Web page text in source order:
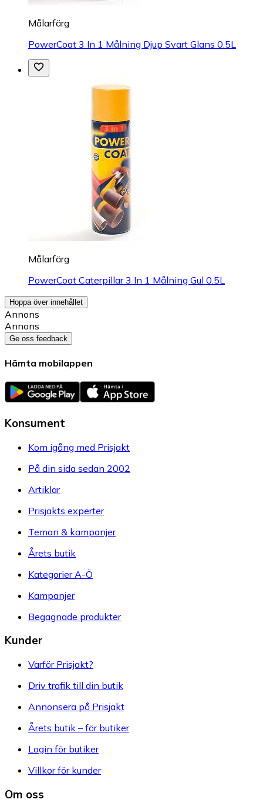
Målarfärg
PowerCoat 3 In 1 Målning Djup Svart Glans 0.5L
Målarfärg
PowerCoat Caterpillar 3 In 1 Målning Gul 0.5L
Hoppa över innehållet
Annons
Annons
Ge oss feedback
Hämta mobilappen
Konsument
Kom igång med Prisjakt
På din sida sedan 2002
Artiklar
Prisjakts experter
Teman & kampanjer
Årets butik
Kategorier A-Ö
Kampanjer
Begagnade produkter
Kunder
Varför Prisjakt?
Driv trafik till din butik
Annonsera på Prisjakt
Årets butik – för butiker
Login för butiker
Villkor för kunder
Om oss